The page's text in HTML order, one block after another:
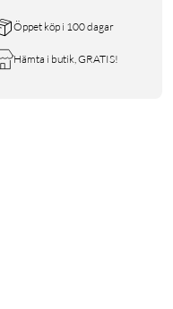
Öppet köp i 100 dagar
Hämta i butik, GRATIS!